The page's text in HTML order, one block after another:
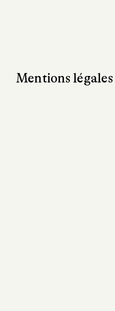
Mentions légales